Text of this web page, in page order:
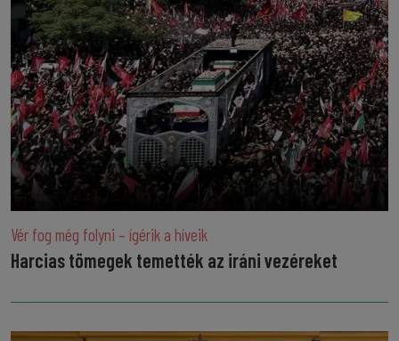
Vér fog még folyni – ígérik a híveik
Harcias tömegek temették az iráni vezéreket